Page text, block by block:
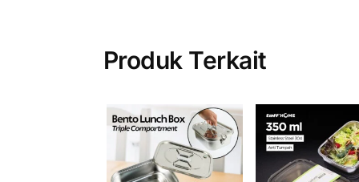
Produk Terkait